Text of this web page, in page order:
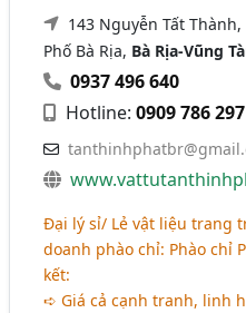
143 Nguyễn Tất
Phố Bà Rịa, Bà Rịa-Vũng
0937 496 640
Hotline:0909 786 297
Đại lý sỉ/ Lẻ vật liệu trang
doanh phào chỉ: Phào chỉ
kết:
➪ Giá cả cạnh tranh, linh